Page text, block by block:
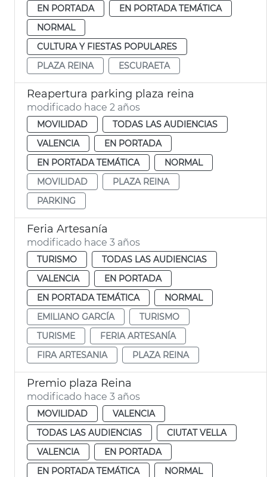
EN PORTADA
EN PORTADA TEMÁTICA
NORMAL
CULTURA Y FIESTAS POPULARES
PLAZA REINA
ESCURAETA
Reapertura parking plaza reina
modificado hace 2 años
MOVILIDAD
TODAS LAS AUDIENCIAS
VALENCIA
EN PORTADA
EN PORTADA TEMÁTICA
NORMAL
MOVILIDAD
PLAZA REINA
PARKING
Feria Artesanía
modificado hace 3 años
TURISMO
TODAS LAS AUDIENCIAS
VALENCIA
EN PORTADA
EN PORTADA TEMÁTICA
NORMAL
EMILIANO GARCÍA
TURISMO
TURISME
FERIA ARTESANÍA
FIRA ARTESANIA
PLAZA REINA
Premio plaza Reina
modificado hace 3 años
MOVILIDAD
VALENCIA
TODAS LAS AUDIENCIAS
CIUTAT VELLA
VALENCIA
EN PORTADA
EN PORTADA TEMÁTICA
NORMAL